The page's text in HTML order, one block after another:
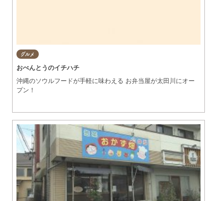
グルメ
おべんとうのイチハチ
沖縄のソウルフードが手軽に味わえる お弁当屋が太田川にオー
プン！